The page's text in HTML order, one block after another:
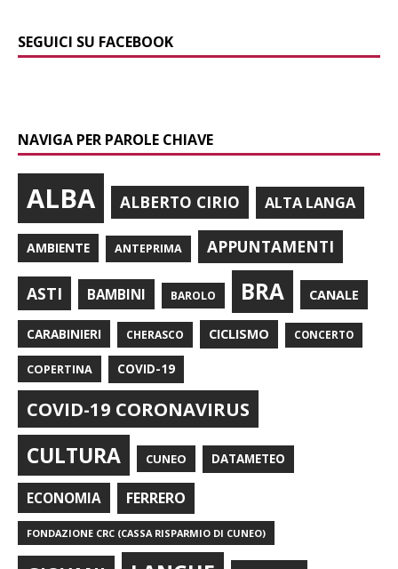
SEGUICI SU FACEBOOK
NAVIGA PER PAROLE CHIAVE
ALBA ALBERTO CIRIO ALTA LANGA
AMBIENTE ANTEPRIMA APPUNTAMENTI
ASTI BAMBINI BAROLO BRA CANALE
CARABINIERI CHERASCO CICLISMO CONCERTO
COPERTINA COVID-19
COVID-19 CORONAVIRUS
CULTURA CUNEO DATAMETEO
ECONOMIA FERRERO
FONDAZIONE CRC (CASSA RISPARMIO DI CUNEO)